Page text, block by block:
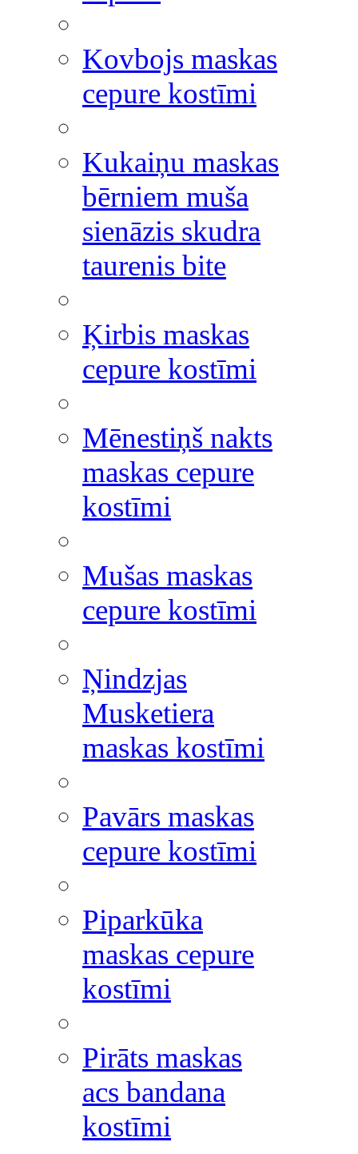
Kovbojs maskas
cepure kostīmi
Kukaiņu maskas
bērniem muša
sienāzis skudra
taurenis bite
Ķirbis maskas
cepure kostīmi
Mēnestiņš nakts
maskas cepure
kostīmi
Mušas maskas
cepure kostīmi
Ņindzjas
Musketiera
maskas kostīmi
Pavārs maskas
cepure kostīmi
Piparkūka
maskas cepure
kostīmi
Pirāts maskas
acs bandana
kostīmi